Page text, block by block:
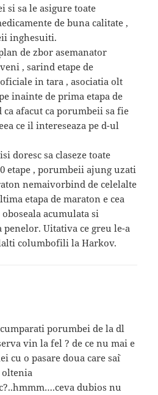
si sa le asigure toate
de buna calitate ,
inghesuiti.
de zbor asemanator
, sarind etape de
in tara , asociatia olt
inainte de prima etapa de
afacut ca porumbeii sa fie
ce il intereseaza pe d-ul
doresc sa claseze toate
etape , porumbeii ajung uzati
nemaivorbind de celelalte
etapa de maraton e cea
acumulata si
Uitativa ce greu le-a
columbofili la Harkov.
porumbei de la dl
vin la fel ? de ce nu mai e
cu o pasare doua care sa`i
dubios nu